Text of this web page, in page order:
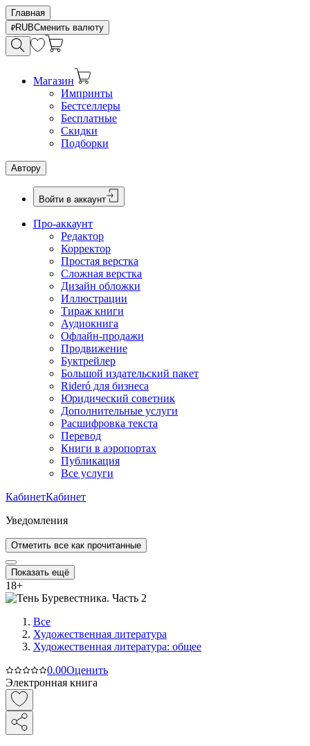
Главная
RUBСменить валюту
Магазин
Импринты
Бестселлеры
Бесплатные
Скидки
Подборки
Автору
Войти в аккаунт
Про-аккаунт
Редактор
Корректор
Простая верстка
Сложная верстка
Дизайн обложки
Иллюстрации
Тираж книги
Аудиокнига
Офлайн-продажи
Продвижение
Буктрейлер
Большой издательский пакет
Rideró для бизнеса
Юридический советник
Дополнительные услуги
Расшифровка текста
Перевод
Книги в аэропортах
Публикация
Все услуги
КабинетКабинет
Уведомления
Отметить все как прочитанные
Показать ещё
18+
Все
Художественная литература
Художественная литература: общее
0.00Оценить
Электронная книга